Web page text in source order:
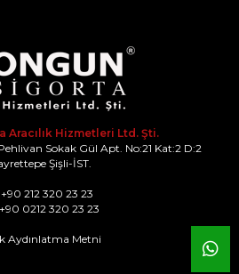
Aracılık Hizmetleri Ltd. Şti.
Sokak Gül Apt. No:21 Kat:2 D:2
Şişli-İST.
212 320 23 23
0212 320 23 23
Aydınlatma Metni